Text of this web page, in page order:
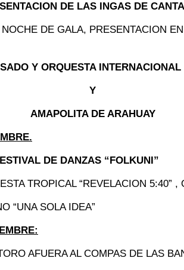
DE LAS INGAS DE CANTA
DE GALA, PRESENTACION
Y ORQUESTA INTERNACIONAL
Y
AMAPOLITA DE ARAHUAY
DE DANZAS “FOLKUNI”
TROPICAL “REVELACION 5:40” ,
“UNA SOLA IDEA”
AFUERA AL COMPAS DE LAS